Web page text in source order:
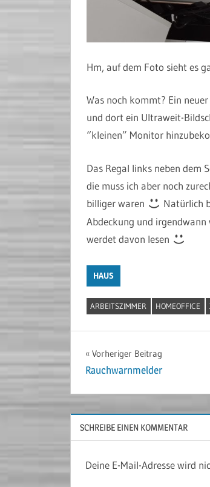
Hm, auf dem Foto sieht es
Was noch kommt? Ein
und dort ein Ultraweit-
“kleinen” Monitor
Das Regal links neben dem
die muss ich aber noch
billiger waren
Natürlich
Abdeckung und
werdet davon lesen
HAUS
ARBEITSZIMMER HOMEOFFICE
Vorheriger Beitrag
Rauchwarnmelder
SCHREIBE EINEN KOMMENTAR
Deine E-Mail-Adresse wird